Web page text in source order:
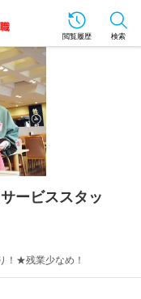
閲覧履歴 検索
ービススタッ
！★残業少なめ！